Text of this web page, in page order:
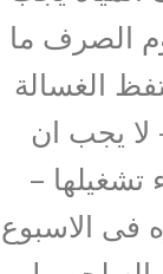
الصرف ما
تحتفظ الغسالة
لا يجب ان
تشغيلها –
فى الاسبوع